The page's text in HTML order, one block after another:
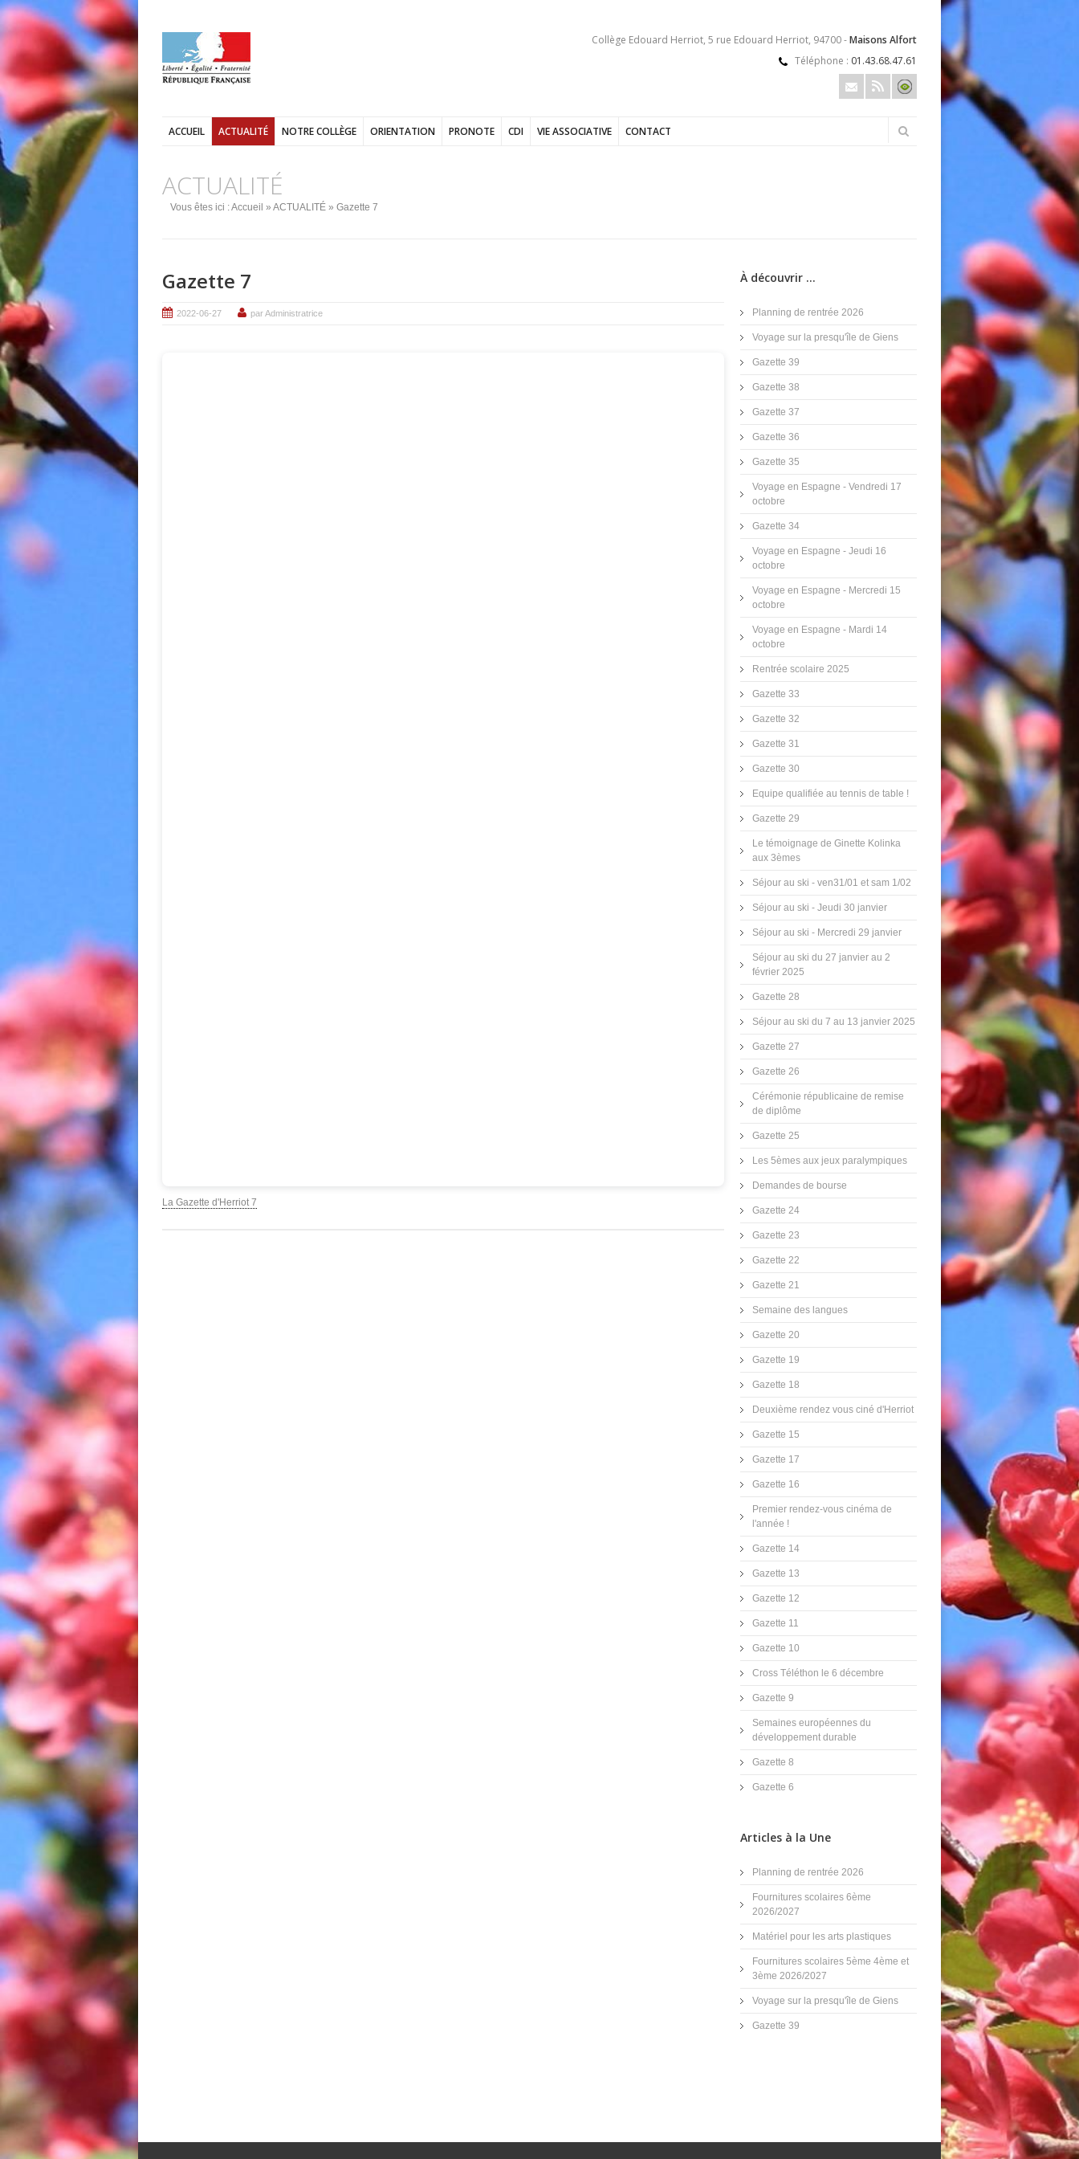
Collège Edouard Herriot, 5 rue Edouard Herriot, 94700 -Maisons Alfort
Téléphone : 01.43.68.47.61
ACCUEIL ACTUALITÉ NOTRE COLLÈGE ORIENTATION PRONOTE CDI VIE ASSOCIATIVE CONTACT
ACTUALITÉ
Vous êtes ici :Accueil » ACTUALITÉ » Gazette 7
Gazette 7
2022-06-27 par Administratrice
La Gazette d'Herriot 7
À découvrir ...
Planning de rentrée 2026
Voyage sur la presqu'île de Giens
Gazette 39
Gazette 38
Gazette 37
Gazette 36
Gazette 35
Voyage en Espagne - Vendredi 17
octobre
Gazette 34
Voyage en Espagne - Jeudi 16
octobre
Voyage en Espagne - Mercredi 15
octobre
Voyage en Espagne - Mardi 14
octobre
Rentrée scolaire 2025
Gazette 33
Gazette 32
Gazette 31
Gazette 30
Equipe qualifiée au tennis de table !
Gazette 29
Le témoignage de Ginette Kolinka
aux 3èmes
Séjour au ski - ven31/01 et sam 1/02
Séjour au ski - Jeudi 30 janvier
Séjour au ski - Mercredi 29 janvier
Séjour au ski du 27 janvier au 2
février 2025
Gazette 28
Séjour au ski du 7 au 13 janvier 2025
Gazette 27
Gazette 26
Cérémonie républicaine de remise
de diplôme
Gazette 25
Les 5èmes aux jeux paralympiques
Demandes de bourse
Gazette 24
Gazette 23
Gazette 22
Gazette 21
Semaine des langues
Gazette 20
Gazette 19
Gazette 18
Deuxième rendez vous ciné d'Herriot
Gazette 15
Gazette 17
Gazette 16
Premier rendez-vous cinéma de
l'année !
Gazette 14
Gazette 13
Gazette 12
Gazette 11
Gazette 10
Cross Téléthon le 6 décembre
Gazette 9
Semaines européennes du
développement durable
Gazette 8
Gazette 6
Articles à la Une
Planning de rentrée 2026
Fournitures scolaires 6ème
2026/2027
Matériel pour les arts plastiques
Fournitures scolaires 5ème 4ème et
3ème 2026/2027
Voyage sur la presqu'île de Giens
Gazette 39